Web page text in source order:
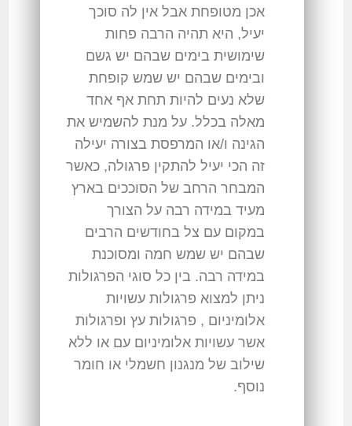
אכן מטופחת אבל אין לה סוכך
יעיל, היא תהיה הרבה פחות
שימושית בימים שבהם יש גשם
ובימים שבהם יש שמש קופחת
שלא נעים להיות תחת אף אחד
מאלה בכלל. על מנת להשמיש את
הגינה ו/או המרפסת בצורה יעילה
זה הכי יעיל להתקין פרגולה, כאשר
המבחר הרחב של הסוככים בארץ
מעיד במידה רבה על הצורך
במקום עם צל בחודשים הרבים
שבהם יש שמש חמה ומסוכנת
במידה רבה. בין כל סוגי הפרגולות
ניתן למצוא פרגולות עשויות
אלומיניום , פרגולות עץ ופרגולות
אשר עשויות אלומיניום עם או ללא
שילוב של מנגנון חשמלי או חומר
נוסף.